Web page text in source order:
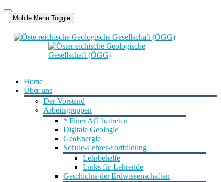
Mobile Menu Toggle
Home
Über uns
Der Vorstand
Arbeitsgruppen
* Einer AG beitreten
Digitale Geologie
GeoEnergie
Schule-Lehrer-Fortbildung
Lehrbehelfe
Links für Lehrende
Geschichte der Erdwissenschaften
Jahr
Monat
Jahr
Monat